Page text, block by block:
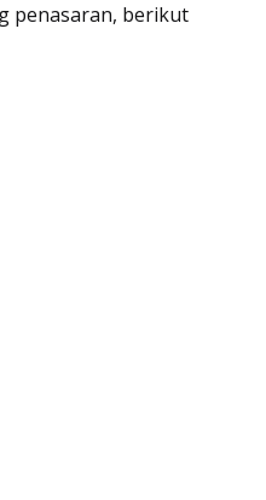
penasaran, berikut